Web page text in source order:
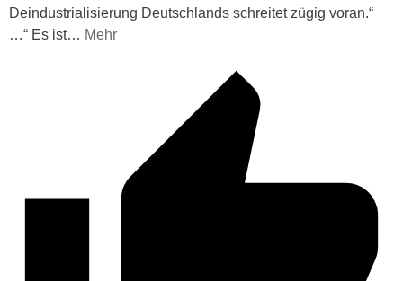
Deindustrialisierung Deutschlands schreitet zügig voran.“
…“ Es ist… Mehr